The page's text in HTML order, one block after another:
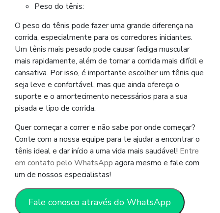
Peso do tênis:
O peso do tênis pode fazer uma grande diferença na
corrida, especialmente para os corredores iniciantes.
Um tênis mais pesado pode causar fadiga muscular
mais rapidamente, além de tornar a corrida mais difícil e
cansativa. Por isso, é importante escolher um tênis que
seja leve e confortável, mas que ainda ofereça o
suporte e o amortecimento necessários para a sua
pisada e tipo de corrida.
Quer começar a correr e não sabe por onde começar?
Conte com a nossa equipe para te ajudar a encontrar o
tênis ideal e dar início a uma vida mais saudável! Entre
em contato pelo WhatsApp agora mesmo e fale com
um de nossos especialistas!
Fale conosco através do WhatsApp